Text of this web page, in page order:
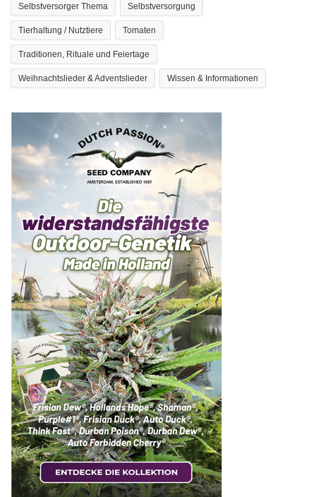
Selbstversorger Thema Selbstversorgung
Tierhaltung / Nutztiere Tomaten
Traditionen, Rituale und Feiertage
Weihnachtslieder & Adventslieder Wissen & Informationen